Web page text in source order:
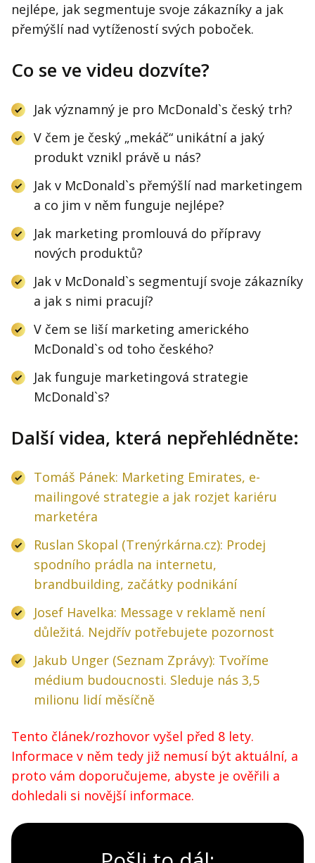
nejlépe, jak segmentuje svoje zákazníky a jak
přemýšlí nad vytížeností svých poboček.
Co se ve videu dozvíte?
Jak významný je pro McDonald`s český trh?
V čem je český „mekáč“ unikátní a jaký
produkt vznikl právě u nás?
Jak v McDonald`s přemýšlí nad marketingem
a co jim v něm funguje nejlépe?
Jak marketing promlouvá do přípravy
nových produktů?
Jak v McDonald`s segmentují svoje zákazníky
a jak s nimi pracují?
V čem se liší marketing amerického
McDonald`s od toho českého?
Jak funguje marketingová strategie
McDonald`s?
Další videa, která nepřehlédněte:
Tomáš Pánek: Marketing Emirates, e-
mailingové strategie a jak rozjet kariéru
marketéra
Ruslan Skopal (Trenýrkárna.cz): Prodej
spodního prádla na internetu,
brandbuilding, začátky podnikání
Josef Havelka: Message v reklamě není
důležitá. Nejdřív potřebujete pozornost
Jakub Unger (Seznam Zprávy): Tvoříme
médium budoucnosti. Sleduje nás 3,5
milionu lidí měsíčně
Tento článek/rozhovor vyšel před 8 lety.
Informace v něm tedy již nemusí být aktuální, a
proto vám doporučujeme, abyste je ověřili a
dohledali si novější informace.